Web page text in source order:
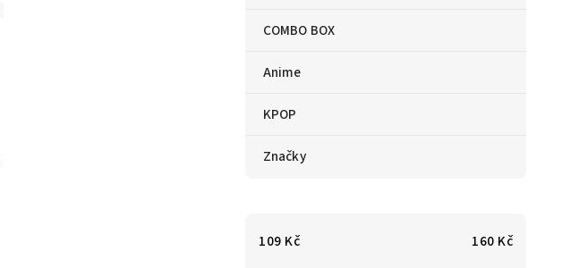
COMBO BOX
Anime
KPOP
Značky
109 Kč 160 Kč